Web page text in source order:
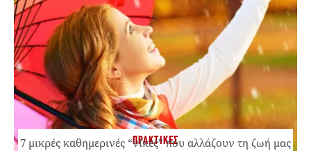
ΠΡΑΚΤΙΚΕΣ
7 μικρές καθημερινές “νίκες” που αλλάζουν τη ζωή μας